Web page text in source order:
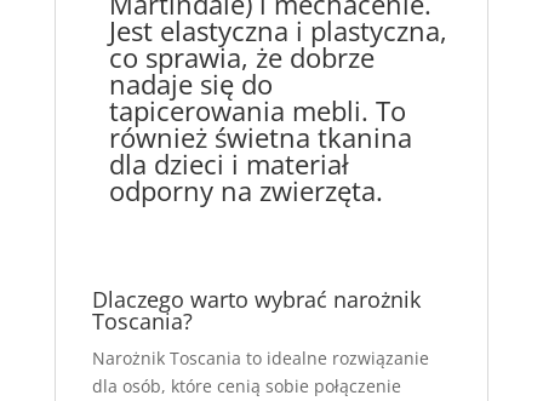
Jest elastyczna i plastyczna,
co sprawia, że dobrze
nadaje się do
tapicerowania mebli. To
również świetna tkanina
dla dzieci i materiał
odporny na zwierzęta.
Dlaczego warto wybrać narożnik
Toscania?
Narożnik Toscania to idealne rozwiązanie
dla osób, które cenią sobie połączenie